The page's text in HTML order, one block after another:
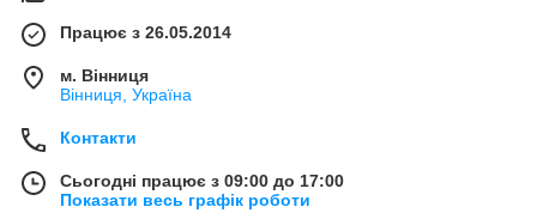
Працює з 26.05.2014
м. Вінниця
Вінниця, Україна
Контакти
Сьогодні працює з 09:00 до 17:00
Показати весь графік роботи